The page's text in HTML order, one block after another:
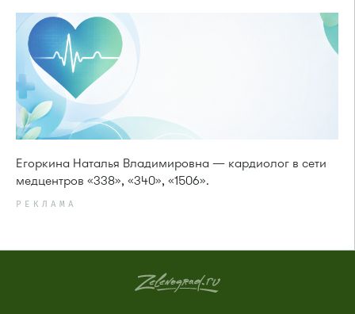
Егоркина Наталья Владимировна — кардиолог в сети
медцентров «338», «340», «1506».
РЕКЛАМА